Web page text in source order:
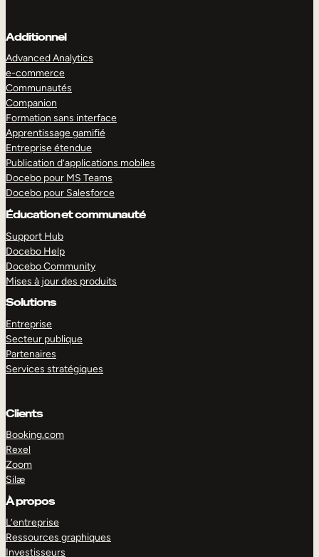
Additionnel
Advanced Analytics
e-commerce
Communautés
Companion
Formation sans interface
Apprentissage gamifié
Entreprise étendue
Publication d’applications mobiles
Docebo pour MS Teams
Docebo pour Salesforce
Éducation et communauté
Support Hub
Docebo Help
Docebo Community
Mises à jour des produits
Solutions
Entreprise
Secteur publique
Partenaires
Services stratégiques
Clients
Booking.com
Rexel
Zoom
Silæ
À propos
L’entreprise
Ressources graphiques
Investisseurs